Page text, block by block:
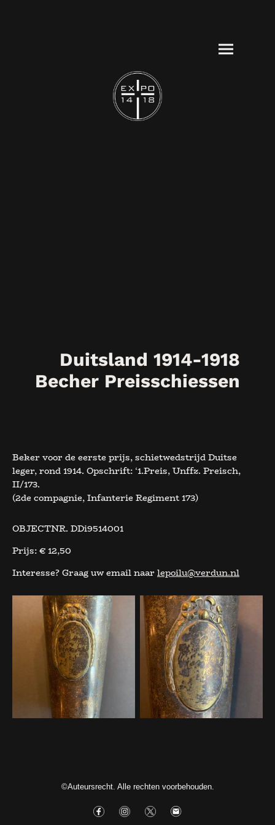
Duitsland 1914-1918
Becher Preisschiessen
Beker voor de eerste prijs, schietwedstrijd Duitse
leger, rond 1914. Opschrift: ‘1.Preis, Unffz. Preisch,
II/173.
(2de compagnie, Infanterie Regiment 173)
OBJECTNR. DDi9514001
Prijs: € 12,50
Interesse? Graag uw email naar lepoilu@verdun.nl
©Auteursrecht. Alle rechten voorbehouden.